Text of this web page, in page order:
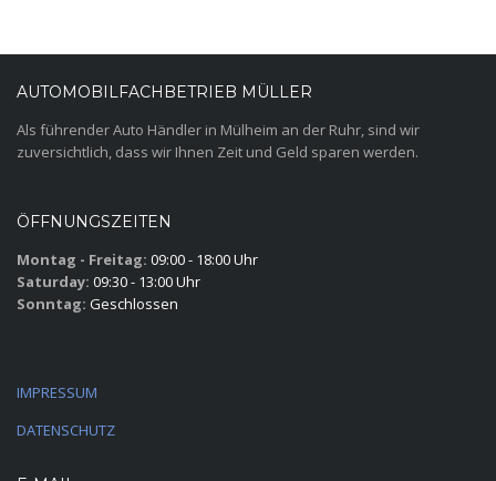
AUTOMOBILFACHBETRIEB MÜLLER
Als führender Auto Händler in Mülheim an der Ruhr, sind wir
zuversichtlich, dass wir Ihnen Zeit und Geld sparen werden.
ÖFFNUNGSZEITEN
Montag - Freitag: 09:00 - 18:00 Uhr
Saturday: 09:30 - 13:00 Uhr
Sonntag: Geschlossen
IMPRESSUM
DATENSCHUTZ